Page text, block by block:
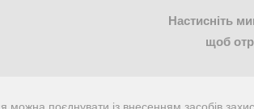
Настисніть
щоб